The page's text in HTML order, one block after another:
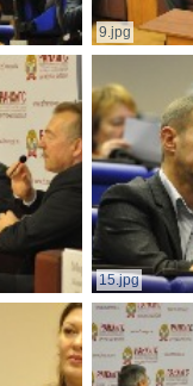
9.jpg
15.jpg